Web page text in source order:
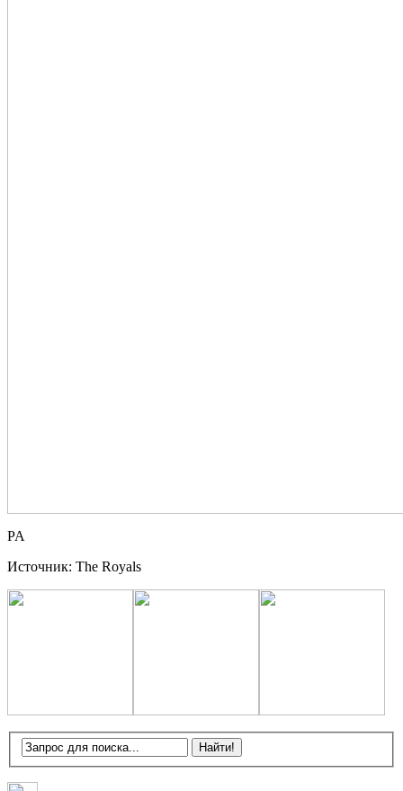
PA
Источник: The Royals